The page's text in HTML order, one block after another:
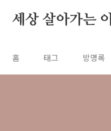
세상 살아가는
홈 태그 방명록